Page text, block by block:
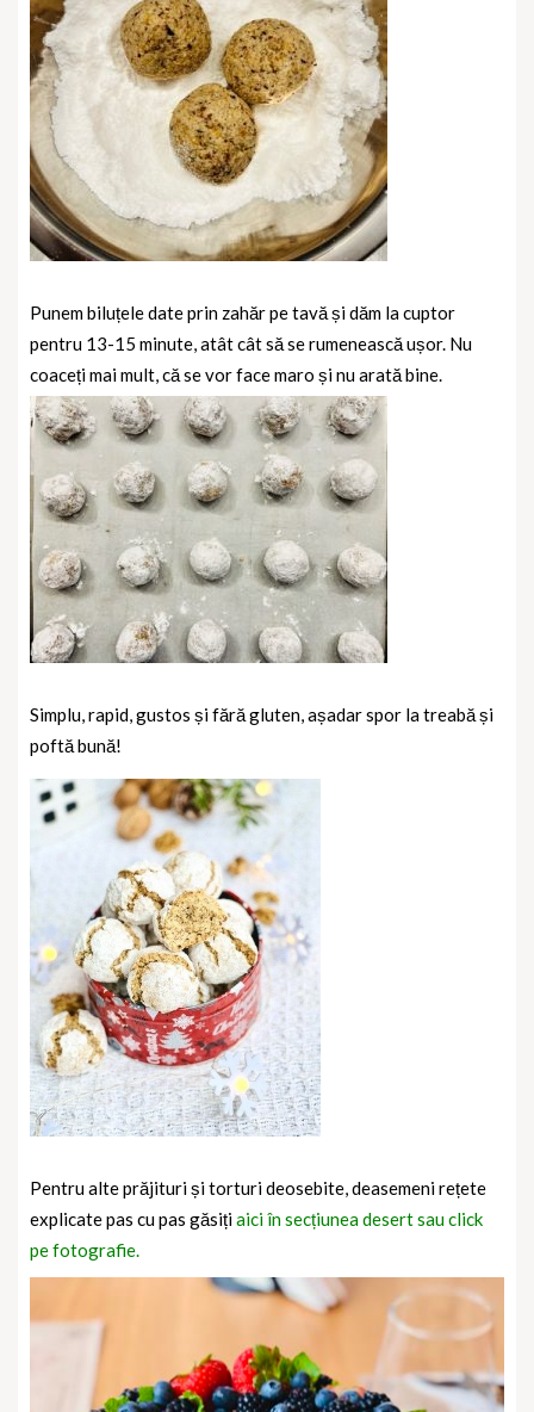
Punem biluțele date prin zahăr pe tavă și dăm la cuptor
pentru 13-15 minute, atât cât să se rumenească ușor. Nu
coaceți mai mult, că se vor face maro și nu arată bine.
Simplu, rapid, gustos și fără gluten, așadar spor la treabă și
poftă bună!
Pentru alte prăjituri și torturi deosebite, deasemeni rețete
explicate pas cu pas găsițiaici în secțiunea desert sau click
pe fotografie.